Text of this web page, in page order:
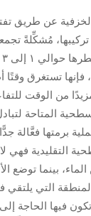
الخزفية عن طريق
مُشكِّلةً
فإنها تستغرق
من الوقت
المتاحة
برمتها فعَّالة
التقليدية فهي
بينما توضع
التي يلتقي
فيها الحاجة